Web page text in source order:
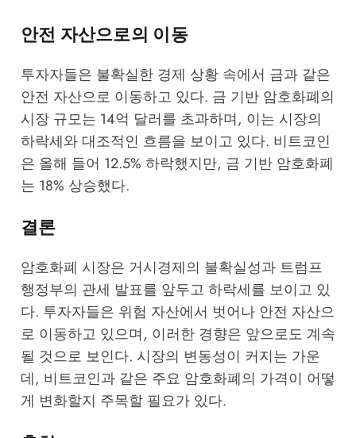
안전 자산으로의 이동
투자자들은 불확실한 경제 상황 속에서 금과 같은
안전 자산으로 이동하고 있다. 금 기반 암호화폐의
시장 규모는 14억 달러를 초과하며, 이는 시장의
하락세와 대조적인 흐름을 보이고 있다. 비트코인
은 올해 들어 12.5% 하락했지만, 금 기반 암호화폐
는 18% 상승했다.
결론
암호화폐 시장은 거시경제의 불확실성과 트럼프
행정부의 관세 발표를 앞두고 하락세를 보이고 있
다. 투자자들은 위험 자산에서 벗어나 안전 자산으
로 이동하고 있으며, 이러한 경향은 앞으로도 계속
될 것으로 보인다. 시장의 변동성이 커지는 가운
데, 비트코인과 같은 주요 암호화폐의 가격이 어떻
게 변화할지 주목할 필요가 있다.